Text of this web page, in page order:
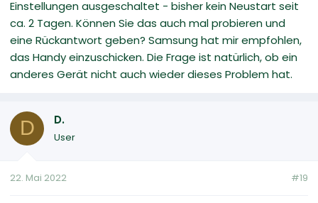
Einstellungen ausgeschaltet - bisher kein Neustart seit
ca. 2 Tagen. Können Sie das auch mal probieren und
eine Rückantwort geben? Samsung hat mir empfohlen,
das Handy einzuschicken. Die Frage ist natürlich, ob ein
anderes Gerät nicht auch wieder dieses Problem hat.
D D.
User
22. Mai 2022 #19